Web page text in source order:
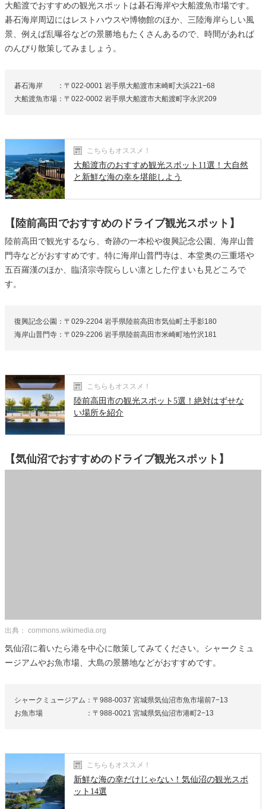
大船渡でおすすめの観光スポットは碁石海岸や大船渡魚市場です。
碁石海岸周辺にはレストハウスや博物館のほか、三陸海岸らしい風
景、例えば乱曝谷などの景勝地もたくさんあるので、時間があれば
のんびり散策してみましょう。
碁石海岸 ：〒022-0001 岩手県大船渡市末崎町大浜221−68
大船渡魚市場：〒022-0002 岩手県大船渡市大船渡町字永沢209
こちらもオススメ！
大船渡市のおすすめ観光スポット11選！大自然
と新鮮な海の幸を堪能しよう
【陸前高田でおすすめのドライブ観光スポット】
陸前高田で観光するなら、奇跡の一本松や復興記念公園、海岸山普
門寺などがおすすめです。特に海岸山普門寺は、本堂奥の三重塔や
五百羅漢のほか、臨済宗寺院らしい凛とした佇まいも見どころで
す。
復興記念公園：〒029-2204 岩手県陸前高田市気仙町土手影180
海岸山普門寺：〒029-2206 岩手県陸前高田市米崎町地竹沢181
こちらもオススメ！
陸前高田市の観光スポット5選！絶対はずせな
い場所を紹介
【気仙沼でおすすめのドライブ観光スポット】
出典： commons.wikimedia.org
気仙沼に着いたら港を中心に散策してみてください。シャークミュ
ージアムやお魚市場、大島の景勝地などがおすすめです。
シャークミュージアム：〒988-0037 宮城県気仙沼市魚市場前7−13
お魚市場 ：〒988-0021 宮城県気仙沼市港町2−13
こちらもオススメ！
新鮮な海の幸だけじゃない！気仙沼の観光スポ
ット14選